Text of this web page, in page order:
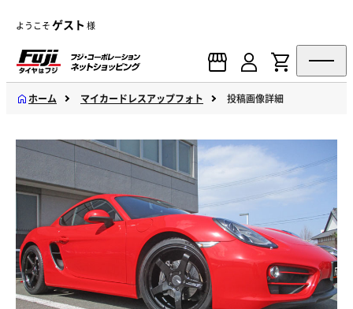
ようこそゲスト 様
ホーム マイカードレスアップフォト 投稿画像詳細